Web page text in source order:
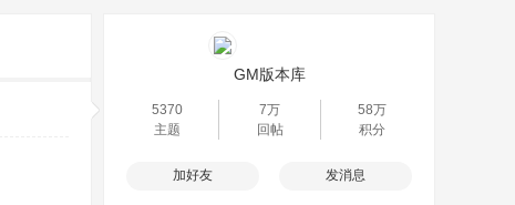
GM版本库
5370
主题
7万
回帖
58万
积分
加好友 发消息